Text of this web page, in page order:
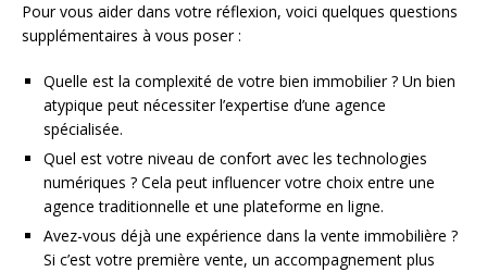
Pour vous aider dans votre réflexion, voici quelques questions
supplémentaires à vous poser :
Quelle est la complexité de votre bien immobilier ? Un bien
atypique peut nécessiter l’expertise d’une agence
spécialisée.
Quel est votre niveau de confort avec les technologies
numériques ? Cela peut influencer votre choix entre une
agence traditionnelle et une plateforme en ligne.
Avez-vous déjà une expérience dans la vente immobilière ?
Si c’est votre première vente, un accompagnement plus